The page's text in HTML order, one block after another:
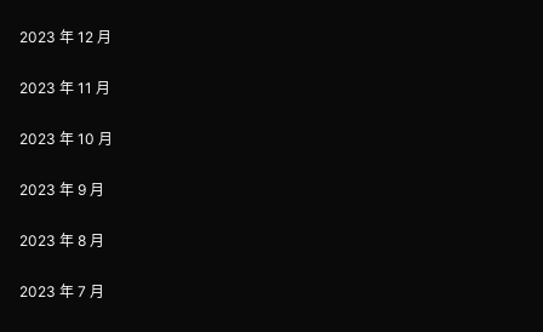
2023 年 12 月
2023 年 11 月
2023 年 10 月
2023 年 9 月
2023 年 8 月
2023 年 7 月